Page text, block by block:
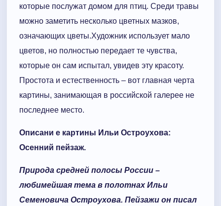
которые послужат домом для птиц. Среди травы
можно заметить несколько цветных мазков,
означающих цветы.Художник использует мало
цветов, но полностью передает те чувства,
которые он сам испытал, увидев эту красоту.
Простота и естественность – вот главная черта
картины, занимающая в российской галерее не
последнее место.
Описани е картины Ильи Остроухова:
Осенний пейзаж.
Природа средней полосы России –
любимейшая тема в полотнах Ильи
Семеновича Остроухова. Пейзажи он писал